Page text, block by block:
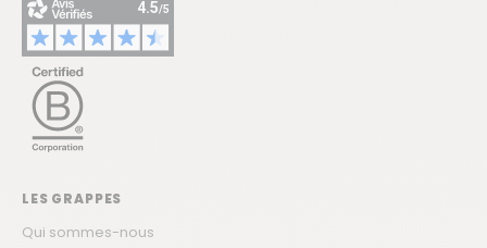
LES GRAPPES
Qui sommes-nous